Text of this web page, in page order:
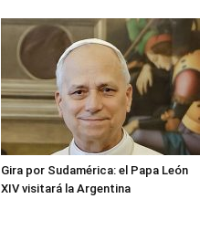
Gira por Sudamérica: el Papa León
XIV visitará la Argentina